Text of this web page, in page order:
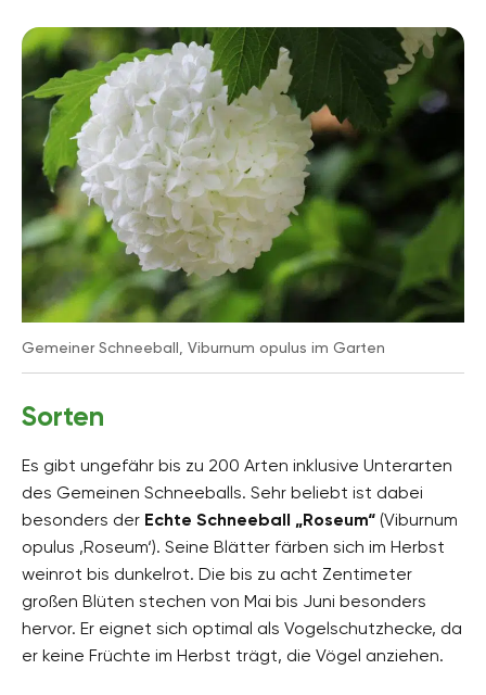
Gemeiner Schneeball, Viburnum opulus im Garten
Sorten
Es gibt ungefähr bis zu 200 Arten inklusive Unterarten
des Gemeinen Schneeballs. Sehr beliebt ist dabei
besonders der Echte Schneeball „Roseum“ (Viburnum
opulus ‚Roseum‘). Seine Blätter färben sich im Herbst
weinrot bis dunkelrot. Die bis zu acht Zentimeter
großen Blüten stechen von Mai bis Juni besonders
hervor. Er eignet sich optimal als Vogelschutzhecke, da
er keine Früchte im Herbst trägt, die Vögel anziehen.